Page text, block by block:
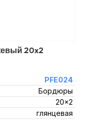
20x2
PFE024
Бордюры
20x2
глянцевая